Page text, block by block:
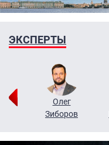
ЭКСПЕРТЫ
Олег
Зиборов